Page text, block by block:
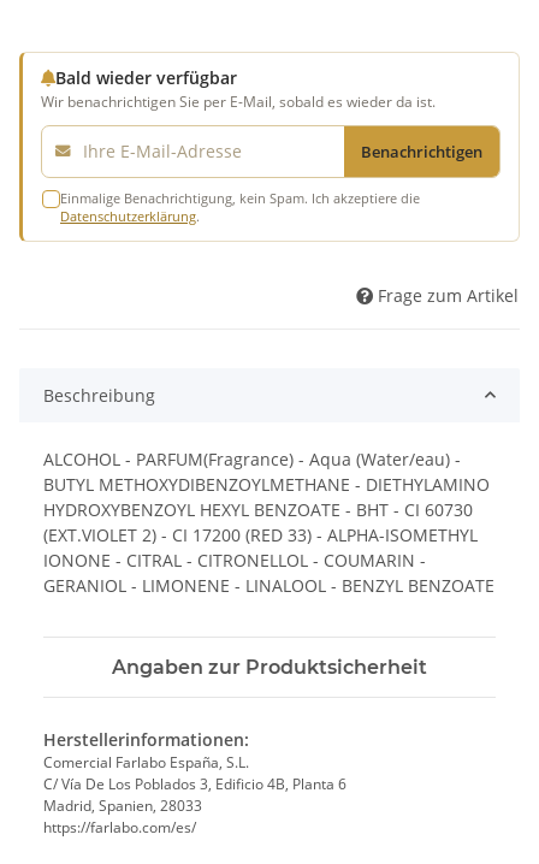
Bald wieder verfügbar
Wir benachrichtigen Sie per E-Mail, sobald es wieder da ist.
E-Mail
Benachrichtigen
Einmalige Benachrichtigung, kein Spam. Ich akzeptiere die
Datenschutzerklärung.
Frage zum Artikel
Beschreibung
ALCOHOL - PARFUM(Fragrance) - Aqua (Water/eau) -
BUTYL METHOXYDIBENZOYLMETHANE - DIETHYLAMINO
HYDROXYBENZOYL HEXYL BENZOATE - BHT - CI 60730
(EXT.VIOLET 2) - CI 17200 (RED 33) - ALPHA-ISOMETHYL
IONONE - CITRAL - CITRONELLOL - COUMARIN -
GERANIOL - LIMONENE - LINALOOL - BENZYL BENZOATE
Angaben zur Produktsicherheit
Herstellerinformationen:
Comercial Farlabo España, S.L.
C/ Vía De Los Poblados 3, Edificio 4B, Planta 6
Madrid, Spanien, 28033
https://farlabo.com/es/